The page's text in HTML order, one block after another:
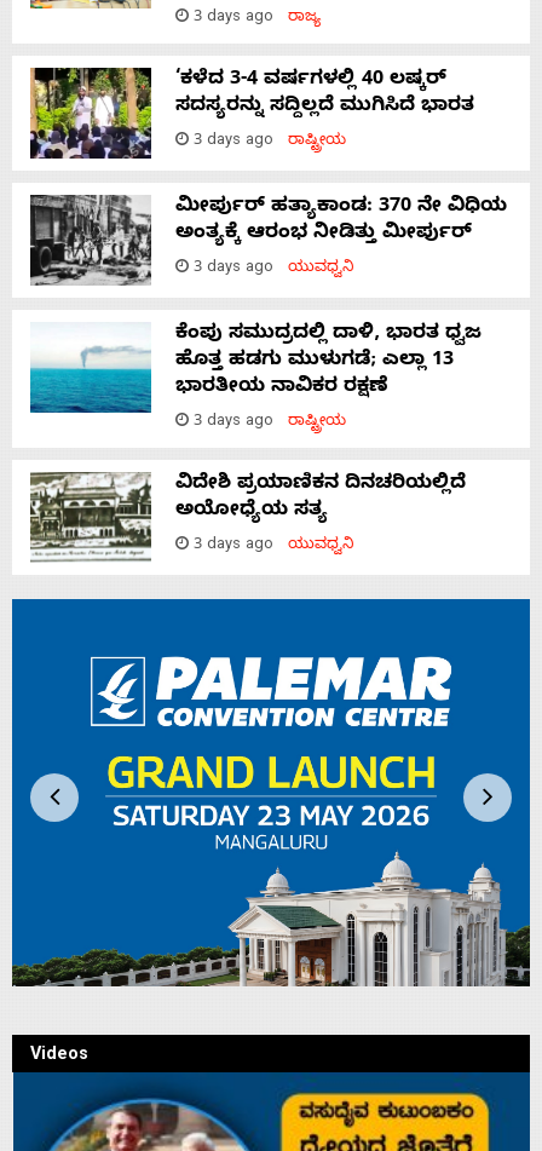
3 days ago ರಾಜ್ಯ
‘ಕಳೆದ 3-4 ವರ್ಷಗಳಲ್ಲಿ 40 ಲಷ್ಕರ್
ಸದಸ್ಯರನ್ನು ಸದ್ದಿಲ್ಲದೆ ಮುಗಿಸಿದೆ ಭಾರತ
3 days ago ರಾಷ್ಟ್ರೀಯ
ಮೀರ್ಪುರ್ ಹತ್ಯಾಕಾಂಡ: 370 ನೇ ವಿಧಿಯ
ಅಂತ್ಯಕ್ಕೆ ಆರಂಭ ನೀಡಿತ್ತು ಮೀರ್ಪುರ್
3 days ago ಯುವಧ್ವನಿ
ಕೆಂಪು ಸಮುದ್ರದಲ್ಲಿ ದಾಳಿ, ಭಾರತ ಧ್ವಜ
ಹೊತ್ತ ಹಡಗು ಮುಳುಗಡೆ; ಎಲ್ಲಾ 13
ಭಾರತೀಯ ನಾವಿಕರ ರಕ್ಷಣೆ
3 days ago ರಾಷ್ಟ್ರೀಯ
ವಿದೇಶಿ ಪ್ರಯಾಣಿಕನ ದಿನಚರಿಯಲ್ಲಿದೆ
ಅಯೋಧ್ಯೆಯ ಸತ್ಯ
3 days ago ಯುವಧ್ವನಿ
Videos